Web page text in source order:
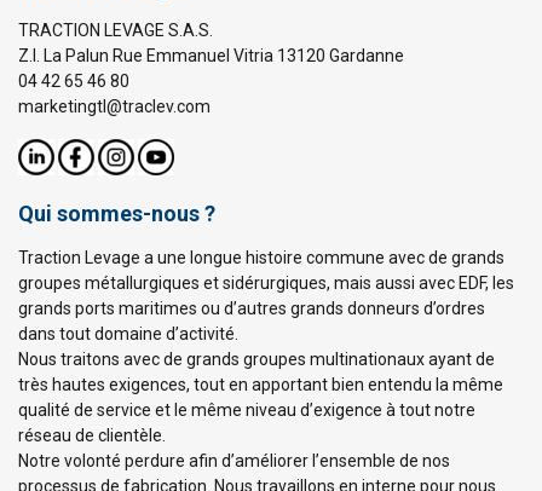
TRACTION LEVAGE S.A.S.
Z.I. La Palun Rue Emmanuel Vitria 13120 Gardanne
04 42 65 46 80
marketingtl@traclev.com
Qui sommes-nous ?
Traction Levage a une longue histoire commune avec de grands
groupes métallurgiques et sidérurgiques, mais aussi avec EDF, les
grands ports maritimes ou d’autres grands donneurs d’ordres
dans tout domaine d’activité.
Nous traitons avec de grands groupes multinationaux ayant de
très hautes exigences, tout en apportant bien entendu la même
qualité de service et le même niveau d’exigence à tout notre
réseau de clientèle.
Notre volonté perdure afin d’améliorer l’ensemble de nos
processus de fabrication. Nous travaillons en interne pour nous